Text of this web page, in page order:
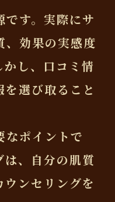
す。実際にサ
、効果の実感度
し、口コミ情
選び取ること
なポイントで
、自分の肌質
ンセリングを